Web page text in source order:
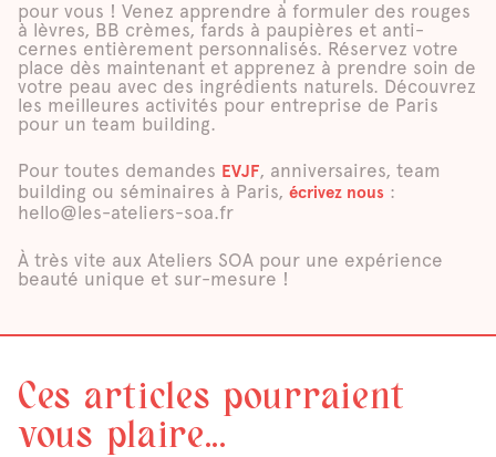
pour vous ! Venez apprendre à formuler des rouges
à lèvres, BB crèmes, fards à paupières et anti-
cernes entièrement personnalisés. Réservez votre
place dès maintenant et apprenez à prendre soin de
votre peau avec des ingrédients naturels. Découvrez
les meilleures activités pour entreprise de Paris
pour un team building.
Pour toutes demandes EVJF, anniversaires, team
building ou séminaires à Paris, écrivez nous :
hello@les-ateliers-soa.fr
À très vite aux Ateliers SOA pour une expérience
beauté unique et sur-mesure !
Ces articles pourraient
vous plaire...